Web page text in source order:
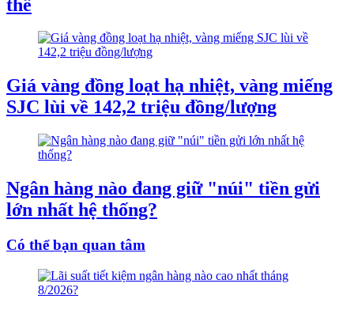
thế
Giá vàng đồng loạt hạ nhiệt, vàng miếng
SJC lùi về 142,2 triệu đồng/lượng
Ngân hàng nào đang giữ "núi" tiền gửi
lớn nhất hệ thống?
Có thể bạn quan tâm